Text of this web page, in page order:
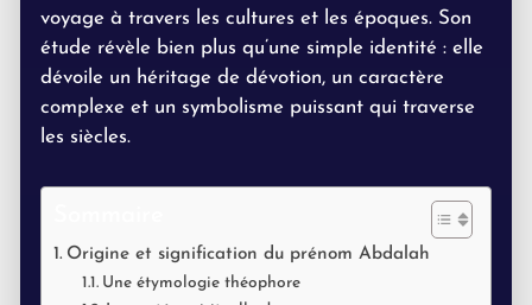
voyage à travers les cultures et les époques. Son
étude révèle bien plus qu’une simple identité : elle
dévoile un héritage de dévotion, un caractère
complexe et un symbolisme puissant qui traverse
les siècles.
Origine et signification du prénom Abdalah
Une étymologie théophore